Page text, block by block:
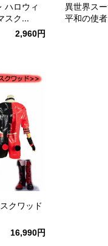
ハロウィ
スク...
2,960円
異世界ス
平和の使
クワッド
16,990円